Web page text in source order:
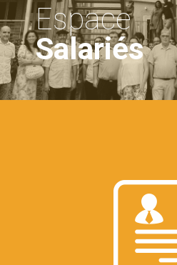
Espace
Salariés